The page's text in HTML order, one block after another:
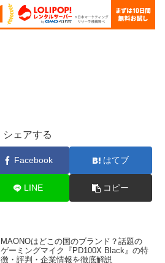
シェアする
Facebook はてブ
LINE コピー
MAONOはどこの国のブランド？話題の
ゲーミングマイク『PD100X Black』の特
徴・評判・企業情報を徹底解説